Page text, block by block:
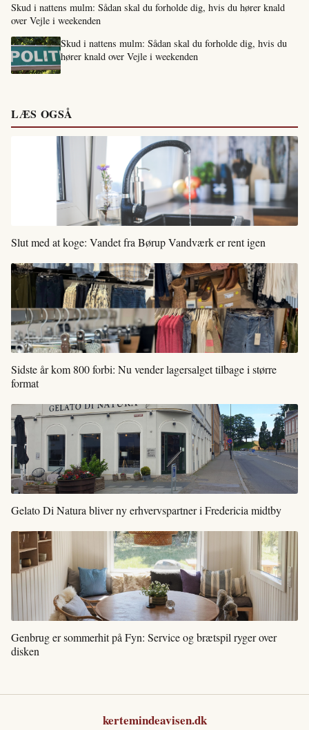
Skud i nattens mulm: Sådan skal du forholde dig, hvis du hører knald
over Vejle i weekenden
Skud i nattens mulm: Sådan skal du forholde dig, hvis du
hører knald over Vejle i weekenden
LÆS OGSÅ
Slut med at koge: Vandet fra Børup Vandværk er rent igen
Sidste år kom 800 forbi: Nu vender lagersalget tilbage i større
format
Gelato Di Natura bliver ny erhvervspartner i Fredericia midtby
Genbrug er sommerhit på Fyn: Service og brætspil ryger over
disken
kertemindeavisen.dk